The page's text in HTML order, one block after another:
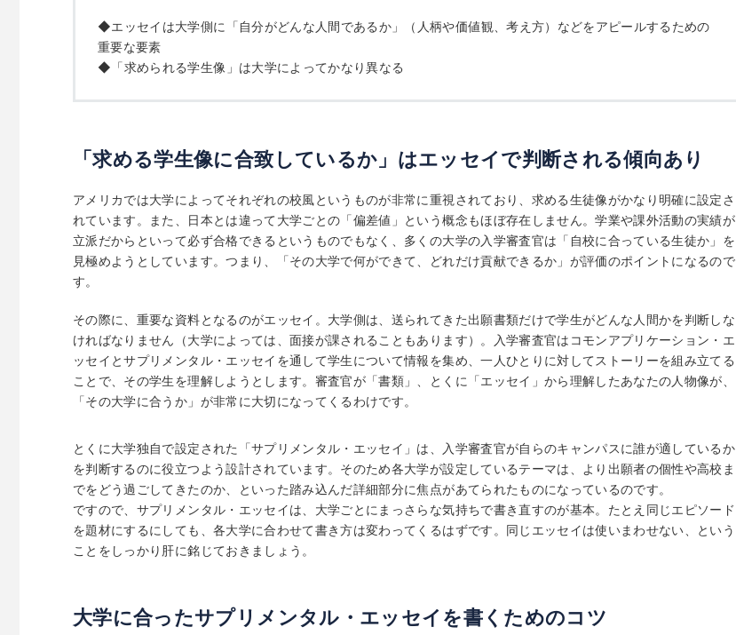
◆エッセイは大学側に「自分がどんな人間であるか」（人柄や価値観、考え方）などをアピールするための
重要な要素
◆「求められる学生像」は大学によってかなり異なる
「求める学生像に合致しているか」はエッセイで判断される傾向あり
アメリカでは大学によってそれぞれの校風というものが非常に重視されており、求める生徒像がかなり明確に設定さ
れています。また、日本とは違って大学ごとの「偏差値」という概念もほぼ存在しません。学業や課外活動の実績が
立派だからといって必ず合格できるというものでもなく、多くの大学の入学審査官は「自校に合っている生徒か」を
見極めようとしています。つまり、「その大学で何ができて、どれだけ貢献できるか」が評価のポイントになるので
す。
その際に、重要な資料となるのがエッセイ。大学側は、送られてきた出願書類だけで学生がどんな人間かを判断しな
ければなりません（大学によっては、面接が課されることもあります）。入学審査官はコモンアプリケーション・エ
ッセイとサプリメンタル・エッセイを通して学生について情報を集め、一人ひとりに対してストーリーを組み立てる
ことで、その学生を理解しようとします。審査官が「書類」、とくに「エッセイ」から理解したあなたの人物像が、
「その大学に合うか」が非常に大切になってくるわけです。
とくに大学独自で設定された「サプリメンタル・エッセイ」は、入学審査官が自らのキャンパスに誰が適しているか
を判断するのに役立つよう設計されています。そのため各大学が設定しているテーマは、より出願者の個性や高校ま
でをどう過ごしてきたのか、といった踏み込んだ詳細部分に焦点があてられたものになっているのです。
ですので、サプリメンタル・エッセイは、大学ごとにまっさらな気持ちで書き直すのが基本。たとえ同じエピソード
を題材にするにしても、各大学に合わせて書き方は変わってくるはずです。同じエッセイは使いまわせない、という
ことをしっかり肝に銘じておきましょう。
大学に合ったサプリメンタル・エッセイを書くためのコツ